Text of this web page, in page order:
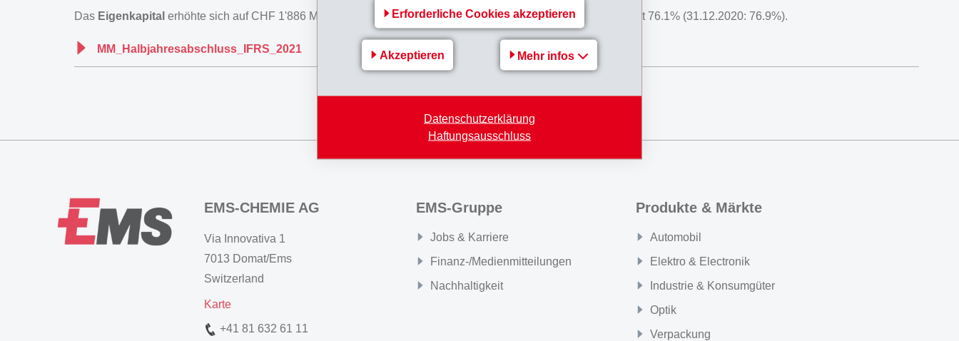
Erforderliche Cookies akzeptieren
Akzeptieren Mehr infos
Datenschutzerklärung
Haftungsausschluss
Das Eigenkapital erhöhte sich auf CHF 1'886 Mio. (31.12.2020: CHF 1'598 Mio.). DieEigenkapitalquote beträgt 76.1% (31.12.2020: 76.9%).
MM_Halbjahresabschluss_IFRS_2021
Zurück zur Übersicht
EMS-CHEMIE AG
Via Innovativa 1
7013 Domat/Ems
Switzerland
Karte
+41 81 632 61 11
EMS-Gruppe
Jobs & Karriere
Finanz-/Medienmitteilungen
Nachhaltigkeit
Produkte & Märkte
Automobil
Elektro & Electronik
Industrie & Konsumgüter
Optik
Verpackung